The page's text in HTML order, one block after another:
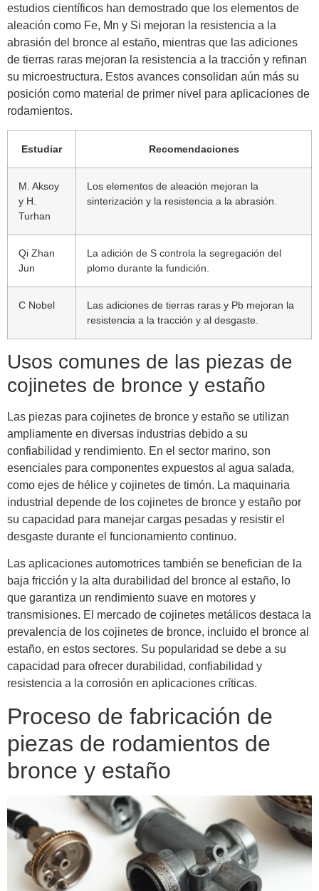
estudios científicos han demostrado que los elementos de
aleación como Fe, Mn y Si mejoran la resistencia a la
abrasión del bronce al estaño, mientras que las adiciones
de tierras raras mejoran la resistencia a la tracción y refinan
su microestructura. Estos avances consolidan aún más su
posición como material de primer nivel para aplicaciones de
rodamientos.
Estudiar Recomendaciones
M. Aksoy
y H.
Turhan
Los elementos de aleación mejoran la
sinterización y la resistencia a la abrasión.
Qi Zhan
Jun
La adición de S controla la segregación del
plomo durante la fundición.
C Nobel
Las adiciones de tierras raras y Pb mejoran la
resistencia a la tracción y al desgaste.
Usos comunes de las piezas de
cojinetes de bronce y estaño
Las piezas para cojinetes de bronce y estaño se utilizan
ampliamente en diversas industrias debido a su
confiabilidad y rendimiento. En el sector marino, son
esenciales para componentes expuestos al agua salada,
como ejes de hélice y cojinetes de timón. La maquinaria
industrial depende de los cojinetes de bronce y estaño por
su capacidad para manejar cargas pesadas y resistir el
desgaste durante el funcionamiento continuo.
Las aplicaciones automotrices también se benefician de la
baja fricción y la alta durabilidad del bronce al estaño, lo
que garantiza un rendimiento suave en motores y
transmisiones. El mercado de cojinetes metálicos destaca la
prevalencia de los cojinetes de bronce, incluido el bronce al
estaño, en estos sectores. Su popularidad se debe a su
capacidad para ofrecer durabilidad, confiabilidad y
resistencia a la corrosión en aplicaciones críticas.
Proceso de fabricación de
piezas de rodamientos de
bronce y estaño